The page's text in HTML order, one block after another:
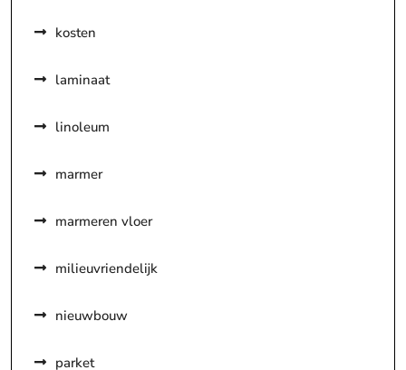
kosten
laminaat
linoleum
marmer
marmeren vloer
milieuvriendelijk
nieuwbouw
parket